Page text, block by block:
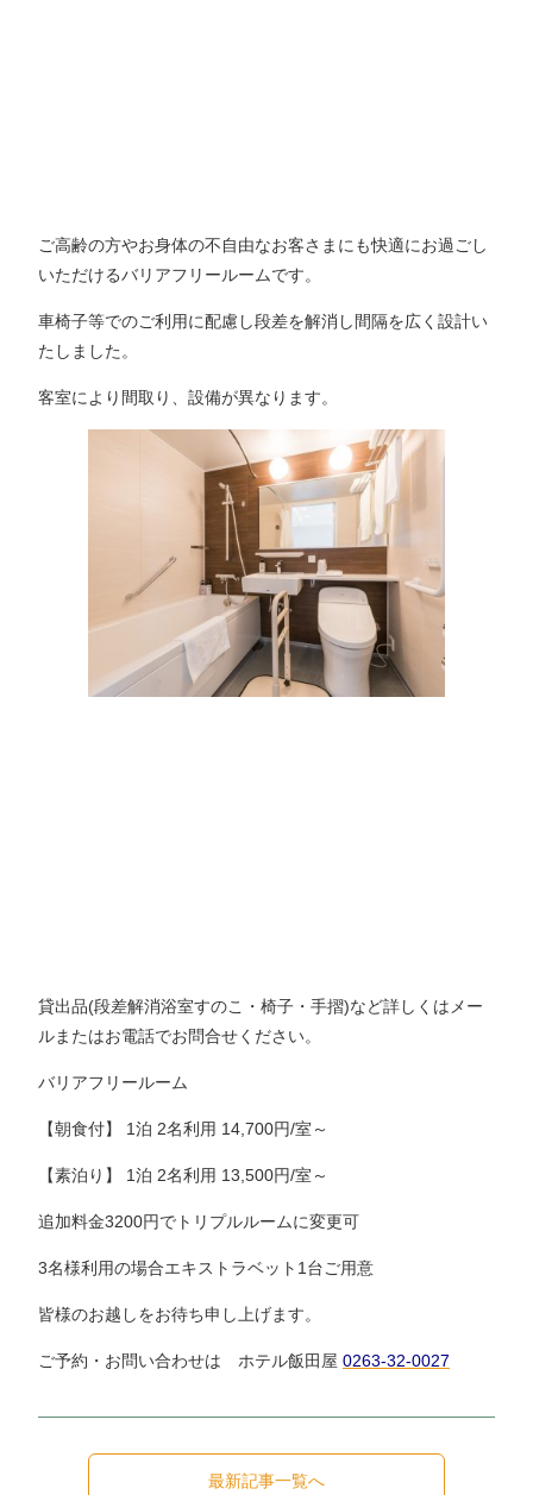
ご高齢の方やお身体の不自由なお客さまにも快適にお過ごし
いただけるバリアフリールームです。
車椅子等でのご利用に配慮し段差を解消し間隔を広く設計い
たしました。
客室により間取り、設備が異なります。
貸出品(段差解消浴室すのこ・椅子・手摺)など詳しくはメー
ルまたはお電話でお問合せください。
バリアフリールーム
【朝食付】 1泊 2名利用 14,700円/室～
【素泊り】 1泊 2名利用 13,500円/室～
追加料金3200円でトリプルルームに変更可
3名様利用の場合エキストラベット1台ご用意
皆様のお越しをお待ち申し上げます。
ご予約・お問い合わせは ホテル飯田屋 0263-32-0027
最新記事一覧へ